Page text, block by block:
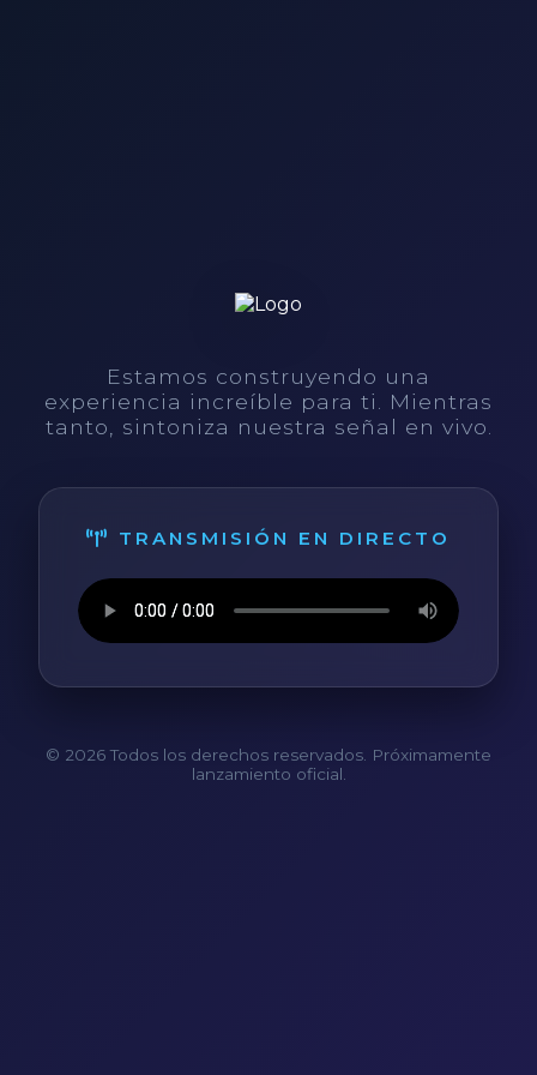
Estamos construyendo una
experiencia increíble para ti. Mientras
tanto, sintoniza nuestra señal en vivo.
TRANSMISIÓN EN DIRECTO
© 2026 Todos los derechos reservados. Próximamente
lanzamiento oficial.